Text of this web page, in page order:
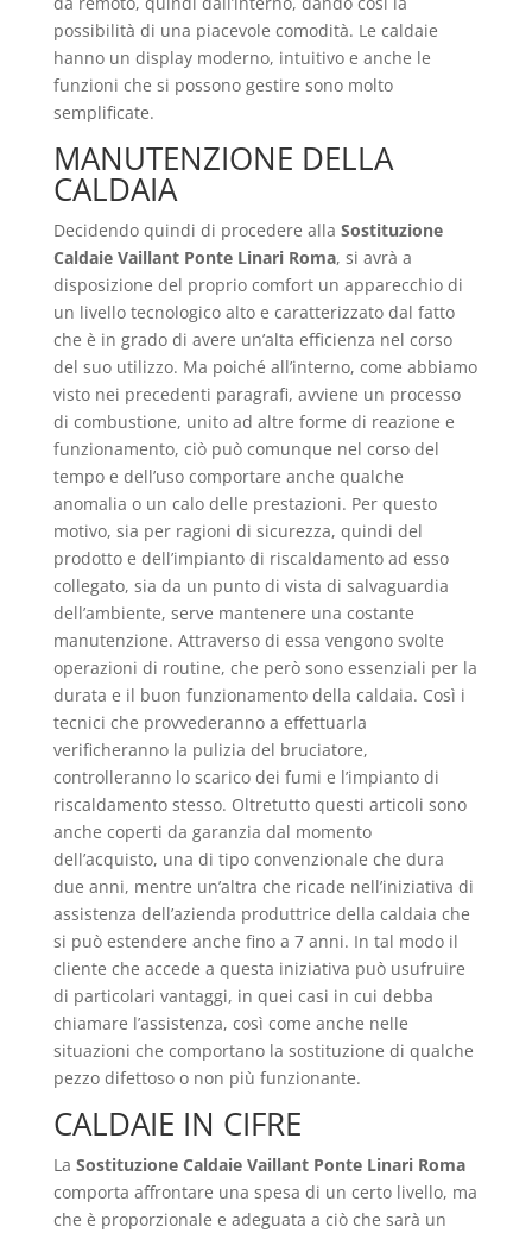
possibilità di una piacevole comodità. Le caldaie
hanno un display moderno, intuitivo e anche le
funzioni che si possono gestire sono molto
semplificate.
MANUTENZIONE DELLA
CALDAIA
Decidendo quindi di procedere alla Sostituzione
Caldaie Vaillant Ponte Linari Roma, si avrà a
disposizione del proprio comfort un apparecchio di
un livello tecnologico alto e caratterizzato dal fatto
che è in grado di avere un’alta efficienza nel corso
del suo utilizzo. Ma poiché all’interno, come abbiamo
visto nei precedenti paragrafi, avviene un processo
di combustione, unito ad altre forme di reazione e
funzionamento, ciò può comunque nel corso del
tempo e dell’uso comportare anche qualche
anomalia o un calo delle prestazioni. Per questo
motivo, sia per ragioni di sicurezza, quindi del
prodotto e dell’impianto di riscaldamento ad esso
collegato, sia da un punto di vista di salvaguardia
dell’ambiente, serve mantenere una costante
manutenzione. Attraverso di essa vengono svolte
operazioni di routine, che però sono essenziali per la
durata e il buon funzionamento della caldaia. Così i
tecnici che provvederanno a effettuarla
verificheranno la pulizia del bruciatore,
controlleranno lo scarico dei fumi e l’impianto di
riscaldamento stesso. Oltretutto questi articoli sono
anche coperti da garanzia dal momento
dell’acquisto, una di tipo convenzionale che dura
due anni, mentre un’altra che ricade nell’iniziativa di
assistenza dell’azienda produttrice della caldaia che
si può estendere anche fino a 7 anni. In tal modo il
cliente che accede a questa iniziativa può usufruire
di particolari vantaggi, in quei casi in cui debba
chiamare l’assistenza, così come anche nelle
situazioni che comportano la sostituzione di qualche
pezzo difettoso o non più funzionante.
CALDAIE IN CIFRE
La Sostituzione Caldaie Vaillant Ponte Linari Roma
comporta affrontare una spesa di un certo livello, ma
che è proporzionale e adeguata a ciò che sarà un